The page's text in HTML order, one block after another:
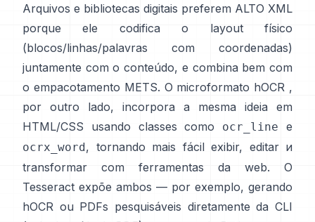
Arquivos e bibliotecas digitais preferem ALTO XML
porque ele codifica o layout físico
(blocos/linhas/palavras com coordenadas)
juntamente com o conteúdo, e combina bem com
o empacotamento METS. O microformato hOCR ,
por outro lado, incorpora a mesma ideia em
HTML/CSS usando classes como ocr_line e
ocrx_word, tornando mais fácil exibir, editar и
transformar com ferramentas da web. O
Tesseract expõe ambos — por exemplo, gerando
hOCR ou PDFs pesquisáveis diretamente da CLI